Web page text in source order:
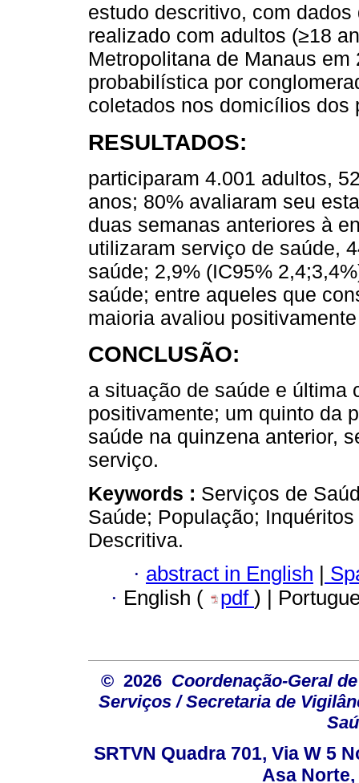
estudo descritivo, com
realizado com adultos (≥18
Metropolitana de Manaus
probabilística por
coletados nos domicílios dos
RESULTADOS:
participaram 4.001 adultos,
anos; 80% avaliaram seu
duas semanas anteriores à
utilizaram serviço de saúde,
saúde; 2,9% (IC95%
saúde; entre aqueles que
maioria avaliou
CONCLUSÃO:
a situação de saúde e última
positivamente; um quinto da
saúde na quinzena anterior,
serviço.
Keywords : Serviços de
Saúde; População;
Descritiva.
· abstract in English
· English ( pdf ) |
© 2026 Coordenação-Geral
Serviços / Secretaria de
SRTVN Quadra 701, Via W 5
Asa